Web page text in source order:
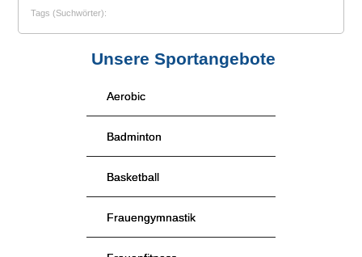
Tags (Suchwörter):
Unsere Sportangebote
Aerobic
Badminton
Basketball
Frauengymnastik